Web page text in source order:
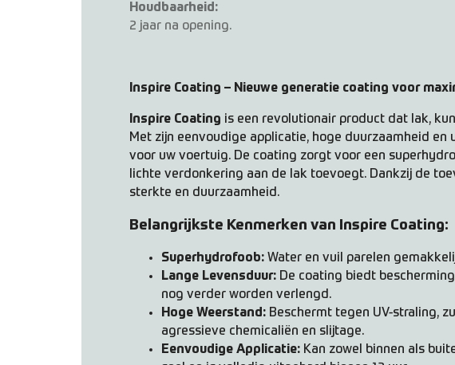
Houdbaarheid:
2 jaar na opening.
Inspire Coating – Nieuwe generatie coating voor
Inspire Coating is een revolutionair product dat lak,
Met zijn eenvoudige applicatie, hoge duurzaamheid
voor uw voertuig. De coating zorgt voor een
lichte verdonkering aan de lak toevoegt. Dankzij de
sterkte en duurzaamheid.
Belangrijkste Kenmerken van Inspire Coating:
Superhydrofoob: Water en vuil parelen
Lange Levensduur: De coating biedt
nog verder worden verlengd.
Hoge Weerstand: Beschermt tegen UV-straling,
agressieve chemicaliën en slijtage.
Eenvoudige Applicatie: Kan zowel binnen als